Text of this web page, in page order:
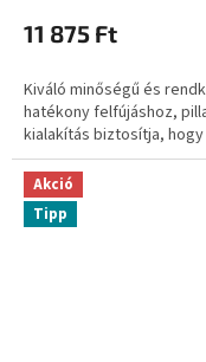
11 875 Ft
Kiváló minőségű és
hatékony felfújáshoz,
kialakítás biztosítja,
Akció
Tipp